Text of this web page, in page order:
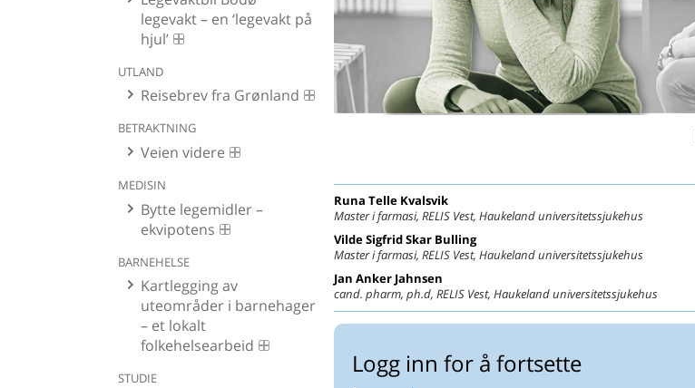
legevakt – en ‘legevakt på
hjul’
UTLAND
Reisebrev fra Grønland
BETRAKTNING
Veien videre
MEDISIN
Bytte legemidler –
ekvipotens
BARNEHELSE
Kartlegging av
uteområder i barnehager
– et lokalt
folkehelsearbeid
STUDIE
Runa Telle Kvalsvik
Master i farmasi, RELIS Vest, Haukeland universitetssjukehus
Vilde Sigfrid Skar Bulling
Master i farmasi, RELIS Vest, Haukeland universitetssjukehus
Jan Anker Jahnsen
cand. pharm, ph.d, RELIS Vest, Haukeland universitetssjukehus
Logg inn for å fortsette